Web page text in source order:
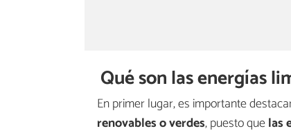
Qué son las energías
En primer lugar, es importante
renovables o verdes, puesto quelas